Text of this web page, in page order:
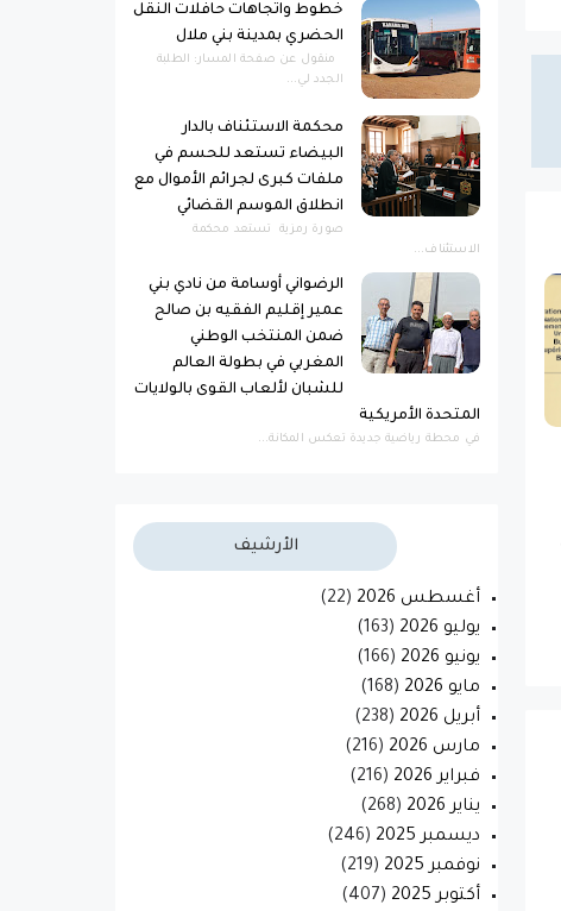
خطوط واتجاهات حافلات النقل
الحضري بمدينة بني ملال
منقول عن صفحة المسار: الطلبة
الجدد لي...
محكمة الاستئناف بالدار
البيضاء تستعد للحسم في
ملفات كبرى لجرائم الأموال مع
انطلاق الموسم القضائي
صورة رمزية ​تستعد محكمة
الاستئناف...
الرضواني أوسامة من نادي بني
عمير إقليم الفقيه بن صالح
ضمن المنتخب الوطني
المغربي في بطولة العالم
للشبان لألعاب القوى بالولايات
المتحدة الأمريكية
​في محطة رياضية جديدة تعكس المكانة...
الأرشيف
أغسطس 2026
(22)
يوليو 2026
(163)
يونيو 2026
(166)
مايو 2026
(168)
أبريل 2026
(238)
مارس 2026
(216)
فبراير 2026
(216)
يناير 2026
(268)
ديسمبر 2025
(246)
نوفمبر 2025
(219)
أكتوبر 2025
(407)